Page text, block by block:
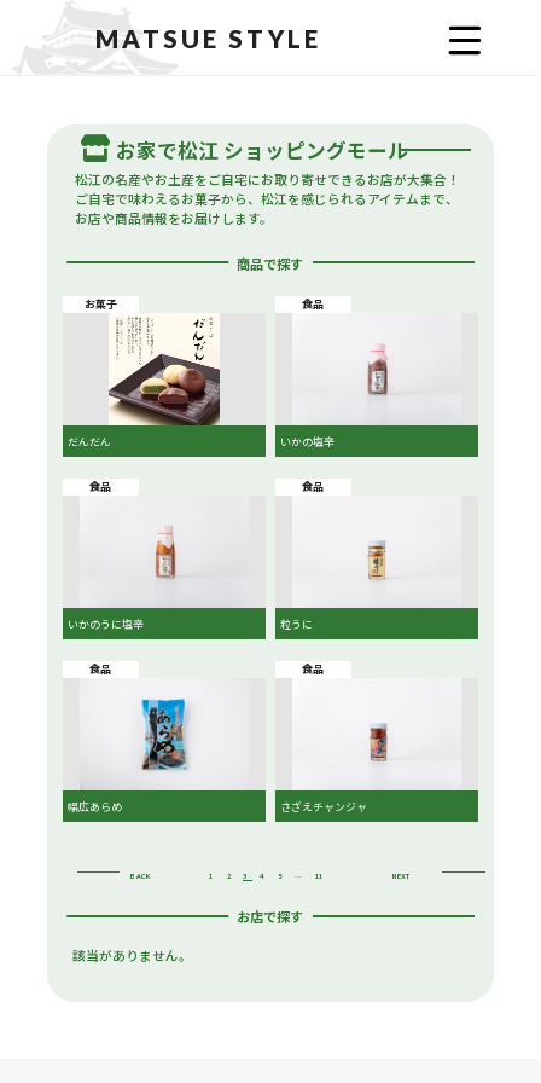
MATSUE STYLE
お家で松江 ショッピングモール
松江の名産やお土産をご自宅にお取り寄せできるお店が大集合！
ご自宅で味わえるお菓子から、松江を感じられるアイテムまで、
お店や商品情報をお届けします。
商品で探す
お菓子
だんだん
食品
いかの塩辛
食品
いかのうに塩辛
食品
粒うに
食品
幅広あらめ
食品
さざえチャンジャ
BACK 1 2 3 4 5 … 11 NEXT
お店で探す
該当がありません。